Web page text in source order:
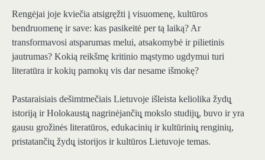
Rengėjai joje kviečia atsigręžti į visuomenę, kultūros
bendruomenę ir save: kas pasikeitė per tą laiką? Ar
transformavosi atsparumas melui, atsakomybė ir pilietinis
jautrumas? Kokią reikšmę kritinio mąstymo ugdymui turi
literatūra ir kokių pamokų vis dar nesame išmokę?
Pastaraisiais dešimtmečiais Lietuvoje išleista keliolika žydų̨
istoriją ir Holokaustą̨ nagrinėjančių̨ mokslo studijų̨, buvo ir yra
gausu grožinės literatūros, edukacinių ir kultūrinių̨ renginių,
pristatančių̨ žydų̨ istorijos ir kultūros Lietuvoje temas.